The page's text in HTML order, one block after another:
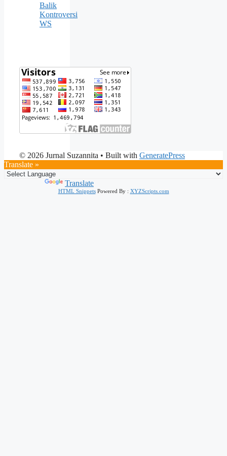
Balik
Kontroversi
WS
© 2026 Jurnal Suzannita • Built with GeneratePress
Translate »
Translate
HTML SnippetsPowered By : XYZScripts.com